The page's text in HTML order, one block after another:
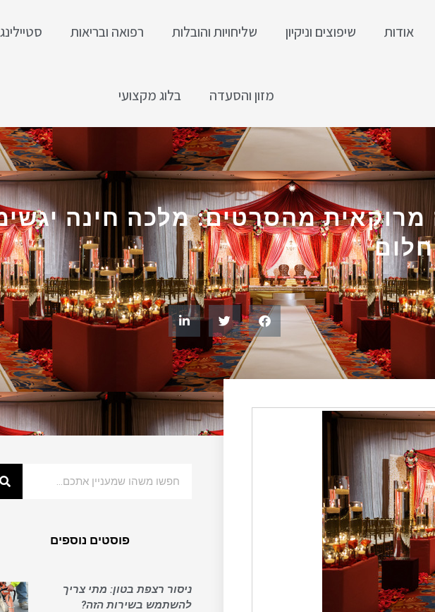
אודות שיפוצים וניקיון שליחויות והובלות רפואה ובריאות סטיילינג
מזון והסעדה בלוג מקצועי
מרוקאית מהסרטים: מלכה חינה
פוסטים נוספים
ניסור רצפת בטון: מתי צריך
להשתמש בשירות הזה?